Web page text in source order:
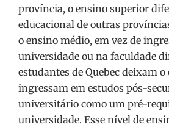
província, o ensino superior
educacional de outras
o ensino médio, em vez de
universidade ou na faculdade
estudantes de Quebec deixam
ingressam em estudos pós-
universitário como um pré-
universidade. Esse nível de